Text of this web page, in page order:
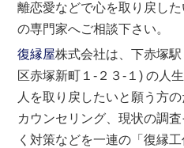
離恋愛などで心を取り戻し
の専門家へご相談下さい。
復縁屋株式会社は、下赤塚
区赤塚新町１-２３-１) の人
人を取り戻したいと願う方
カウンセリング、現状の調
く対策などを一連の「復縁